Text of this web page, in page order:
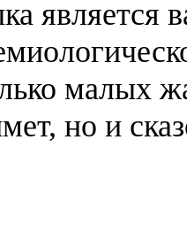
малых
но и